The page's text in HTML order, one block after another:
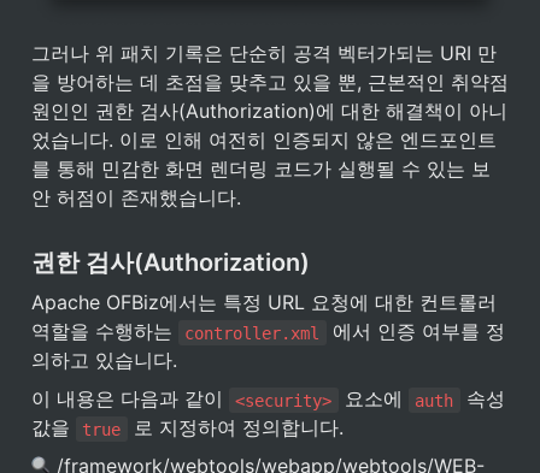
그러나 위 패치 기록은 단순히 공격 벡터가되는 URI 만
을 방어하는 데 초점을 맞추고 있을 뿐, 근본적인 취약점
원인인 권한 검사(Authorization)에 대한 해결책이 아니
었습니다. 이로 인해 여전히 인증되지 않은 엔드포인트
를 통해 민감한 화면 렌더링 코드가 실행될 수 있는 보
안 허점이 존재했습니다.
권한 검사(Authorization)
Apache OFBiz에서는 특정 URL 요청에 대한 컨트롤러
역할을 수행하는
controller.xml
에서 인증 여부를 정
의하고 있습니다.
이 내용은 다음과 같이
<security> 요소에 auth
속성
값을
true
로 지정하여 정의합니다.
/framework/webtools/webapp/webtools/WEB-